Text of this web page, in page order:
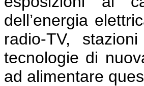
dell’energia
radio-TV,
tecnologie di
ad alimentare